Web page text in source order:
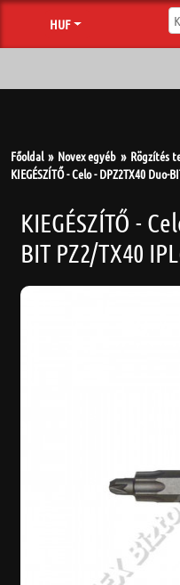
HUF
Főoldal Novex egyéb Rögzítés
KIEGÉSZÍTŐ - Celo - DPZ2TX40
KIEGÉSZÍTŐ -
BIT PZ2/TX40